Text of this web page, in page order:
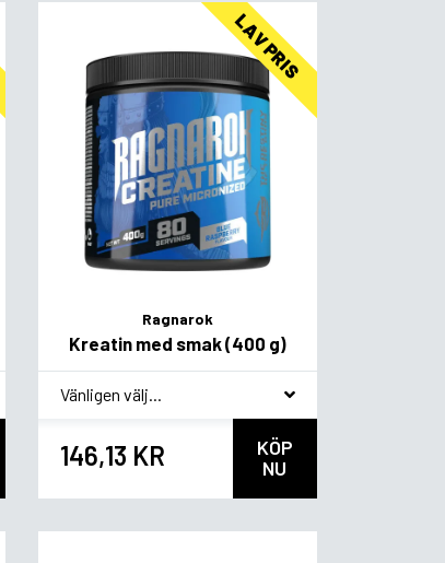
LAV PRIS
Ragnarok
Kreatin med smak (400 g)
* Smagsvariant
146,13 KR
KÖP
NU